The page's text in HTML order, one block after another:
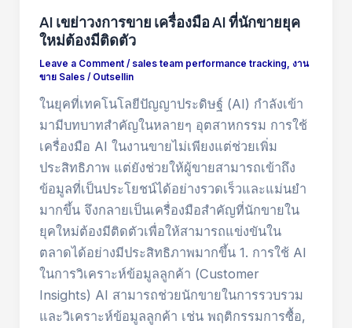
AI เขย่าวงการขาย เครื่องมือ AI ที่นักขายยุค
ใหม่ต้องมีติดตัว
Leave a Comment / sales team performance tracking, งาน
ขาย Sales/ Outsellin
ในยุคที่เทคโนโลยีปัญญาประดิษฐ์ (AI) กำลังเข้า
มามีบทบาทสำคัญในหลายๆ อุตสาหกรรม การใช้
เครื่องมือ AI ในงานขายไม่เพียงแต่ช่วยเพิ่ม
ประสิทธิภาพ แต่ยังช่วยให้ผู้ขายสามารถเข้าถึง
ข้อมูลที่เป็นประโยชน์ได้อย่างรวดเร็วและแม่นยำ
มากขึ้น จึงกลายเป็นเครื่องมือสำคัญที่นักขายใน
ยุคใหม่ต้องมีติดตัวเพื่อให้สามารถแข่งขันใน
ตลาดได้อย่างมีประสิทธิภาพมากขึ้น 1. การใช้ AI
ในการวิเคราะห์ข้อมูลลูกค้า (Customer
Insights) AI สามารถช่วยนักขายในการรวบรวม
และวิเคราะห์ข้อมูลลูกค้า เช่น พฤติกรรมการซื้อ,